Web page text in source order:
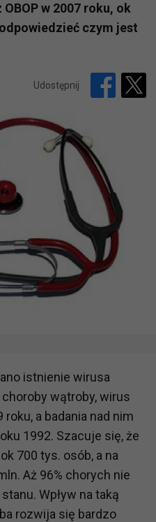
w 2007 roku, ok
czym jest
Udostępnij
istnienie wirusa
wątroby, wirus
a badania nad nim
1992. Szacuje się, że
700 tys. osób, a na
Aż 96% chorych nie
Wpływ na taką
rozwija się bardzo